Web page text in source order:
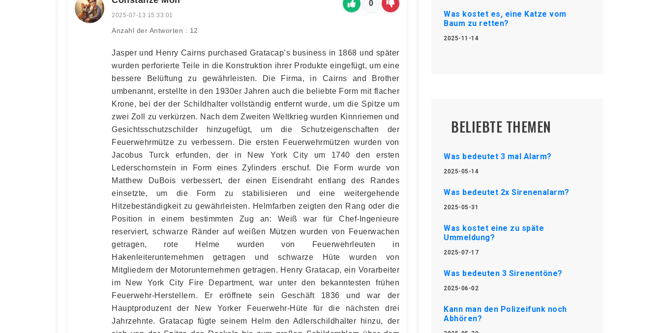
2025-07-13 15:33:01
Anzahl der Antworten : 12
0
Jasper und Henry Cairns purchased Gratacap’s business in 1868 und später
wurden perforierte Teile in die Konstruktion ihrer Produkte eingefügt, um eine
bessere Belüftung zu gewährleisten. Die Firma, in Cairns and Brother
umbenannt, erstellte in den 1930er Jahren auch die beliebte Form mit flacher
Krone, bei der der Schildhalter vollständig entfernt wurde, um die Spitze um
zwei Zoll zu verkürzen. Nach dem Zweiten Weltkrieg wurden Kinnriemen und
Gesichtsschutzschilder hinzugefügt, um die Schutzeigenschaften der
Feuerwehrmütze zu verbessern. Die ersten Feuerwehrmützen wurden von
Jacobus Turck erfunden, der in New York City um 1740 den ersten
Lederschornstein in Form eines Zylinders erschuf. Die Form wurde von
Matthew DuBois verbessert, der einen Eisendraht entlang des Randes
einsetzte, um die Form zu stabilisieren und eine weitergehende
Hitzebeständigkeit zu gewährleisten. Helmfarben zeigten den Rang oder die
Position in einem bestimmten Zug an: Weiß war für Chef-Ingenieure
reserviert, schwarze Ränder auf weißen Mützen wurden von Feuerwachen
getragen, rote Helme wurden von Feuerwehrleuten in
Hakenleiterunternehmen getragen und schwarze Hüte wurden von
Mitgliedern der Motorunternehmen getragen. Henry Gratacap, ein Vorarbeiter
im New York City Fire Department, war unter den bekanntesten frühen
Feuerwehr-Herstellern. Er eröffnete sein Geschäft 1836 und war der
Hauptproduzent der New Yorker Feuerwehr-Hüte für die nächsten drei
Jahrzehnte. Gratacap fügte seinem Helm den Adlerschildhalter hinzu, der
Was kostet es, eine Katze vom
Baum zu retten?
2025-11-14
BELIEBTE THEMEN
Was bedeutet 3 mal Alarm?
2025-05-14
Was bedeutet 2x Sirenenalarm?
2025-05-31
Was kostet eine zu späte
Ummeldung?
2025-07-17
Was bedeuten 3 Sirenentöne?
2025-06-02
Kann man den Polizeifunk noch
Abhören?